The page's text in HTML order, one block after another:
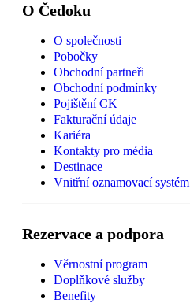
O Čedoku
O společnosti
Pobočky
Obchodní partneři
Obchodní podmínky
Pojištění CK
Fakturační údaje
Kariéra
Kontakty pro média
Destinace
Vnitřní oznamovací systém
Rezervace a podpora
Věrnostní program
Doplňkové služby
Benefity